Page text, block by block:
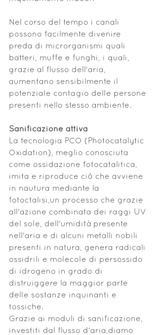
Nel corso del tempo i canali
possono facilmente divenire
preda di microrganismi quali
batteri, muffe e funghi, i quali,
grazie al flusso dell'aria,
aumentano sensibilmente il
potenziale contagio delle persone
presenti nello stesso ambiente.
Sanificazione attiva
La tecnologia PCO (Photocatalytic
Oxidation), meglio conosciuta
come ossidazione fotocatalitica,
imita e riproduce ciò che avviene
in nautura mediante la
fotoctalisi,un processo che grazie
all'azione combinata dei raggi UV
del sole, dell'umidità presente
nell'aria e di alcuni metalli nobili
presenti in natura, genera radicali
ossidrili e molecole di persossido
di idrogeno in grado di
distruiggere la maggior parte
delle sostanze inquinanti e
tossiche.
Grazie ai moduli di sanificazione,
investiti dal flusso d'aria,diamo